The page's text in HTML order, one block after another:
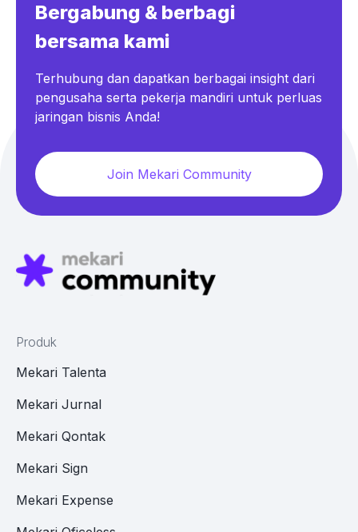
Bergabung & berbagi
bersama kami
Terhubung dan dapatkan berbagai insight dari
pengusaha serta pekerja mandiri untuk perluas
jaringan bisnis Anda!
Join Mekari Community
Produk
Mekari Talenta
Mekari Jurnal
Mekari Qontak
Mekari Sign
Mekari Expense